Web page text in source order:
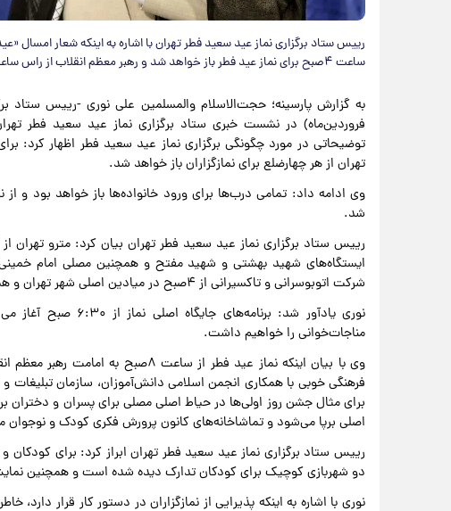
رییس ستاد برگزاری نماز عید سعید فطر تهران با اشاره به اینکه شعار
ساعت ۴صبح برای نماز عید فطر باز خواهد شد و رهبر معظم انقلاب از راس ساعت ۸صبح نماز عید را اقامه خواهند کرد.
فروردین‌ماه) در نشست خبری ستاد برگزاری نماز عید سعید فطر
تهران از هر چهارضلع برای نمازگزاران باز خواهد شد.
وی ادامه داد: تمامی درب‌ها برای ورود خانواده‌ها باز خواهد بود و
شد.
ایستگاه‌های شهید بهشتی و شهید مفتح و همچنین مصلی امام
شرکت اتوبوسرانی و تاکسیرانی از ۴صبح در میادین اصلی شهر تهران و همچنین مساجد هدف در خدمت مردم خواهند بود.
نوری یادآور شد:
مناجات‌خوانی را خواهیم داشت.
وی با بیان اینکه نماز عید فطر از ساعت
فرهنگی خوبی با همکاری انجمن اسلامی دانش‌آموزان، سازمان
برای مثال جشن روز اولی‌ها در حیاط اصلی مصلی برای پسران و
اصلی برپا می‌شود و تماشاخانه‌های کانون پرورش فکری کودک و نوجوان
رییس ستاد برگزاری نماز عید سعید فطر تهران ابراز کرد: برای
دو شهربازی کوچیک برای کودکان تدارک دیده شده است و همچنین
نوری با اشاره به اینکه پذیرایی از نمازگزاران در دستور کار قرار